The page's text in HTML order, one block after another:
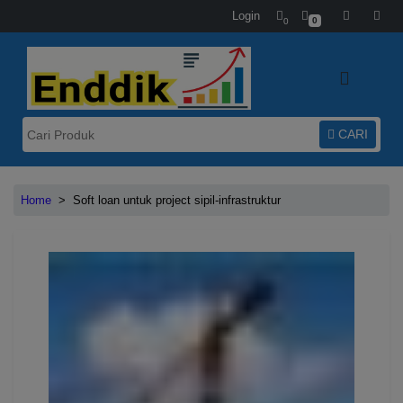
Login 0 0
CARI
Home > Soft loan untuk project sipil-infrastruktur